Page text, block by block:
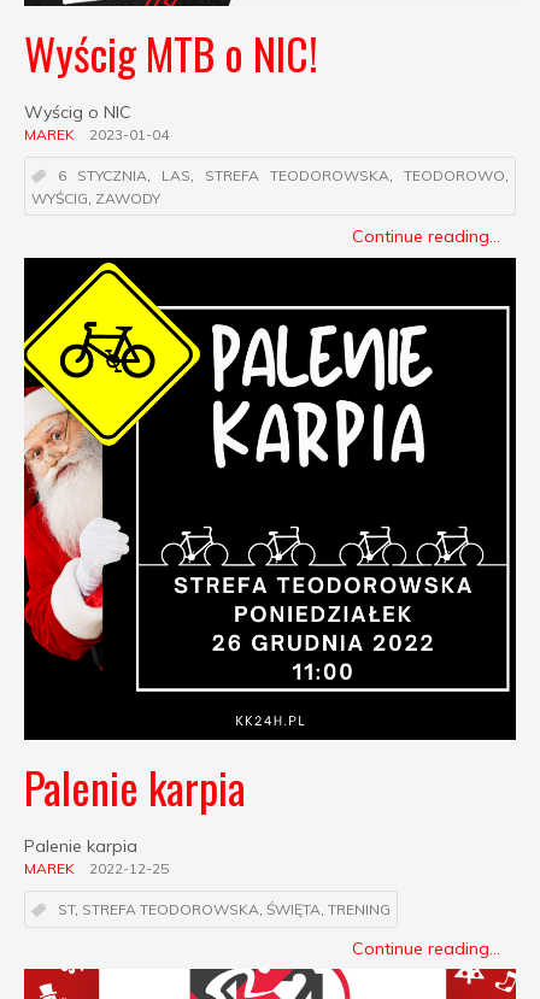
Wyścig MTB o NIC!
Wyścig o NIC
MAREK 2023-01-04
6 STYCZNIA, LAS, STREFA TEODOROWSKA, TEODOROWO,
WYŚCIG, ZAWODY
Continue reading...
Palenie karpia
Palenie karpia
MAREK 2022-12-25
ST, STREFA TEODOROWSKA, ŚWIĘTA, TRENING
Continue reading...